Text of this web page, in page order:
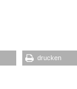
drucken